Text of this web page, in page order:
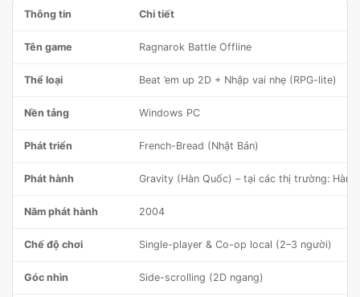
Thông tin Chi tiết
Tên game Ragnarok Battle Offline
Thể loại Beat ’em up 2D + Nhập vai nhẹ (RPG-lite)
Nền tảng Windows PC
Phát triển French-Bread (Nhật Bản)
Phát hành Gravity (Hàn Quốc) – tại các thị trường: Hàn,
Năm phát hành 2004
Chế độ chơi Single-player & Co-op local (2–3 người)
Góc nhìn Side-scrolling (2D ngang)